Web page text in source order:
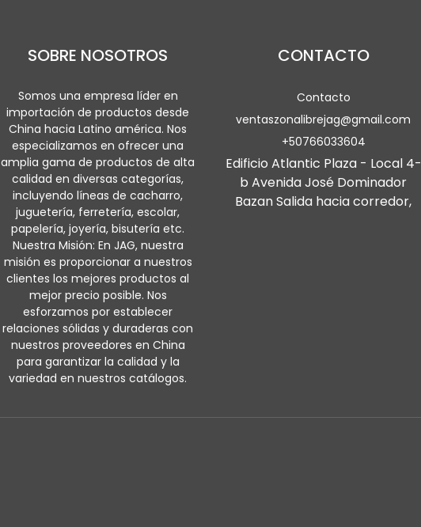
SOBRE NOSOTROS
Somos una empresa líder en
importación de productos desde
China hacia Latino américa. Nos
especializamos en ofrecer una
amplia gama de productos de alta
calidad en diversas categorías,
incluyendo líneas de cacharro,
juguetería, ferretería, escolar,
papelería, joyería, bisutería etc.
Nuestra Misión: En JAG, nuestra
misión es proporcionar a nuestros
clientes los mejores productos al
mejor precio posible. Nos
esforzamos por establecer
relaciones sólidas y duraderas con
nuestros proveedores en China
para garantizar la calidad y la
variedad en nuestros catálogos.
CONTACTO
Contacto
ventaszonalibrejag@gmail.com
+50766033604
Edificio Atlantic Plaza - Local 4-
b Avenida José Dominador
Bazan Salida hacia corredor,